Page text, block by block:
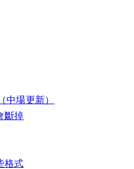
中場更新）
斷掉
格式